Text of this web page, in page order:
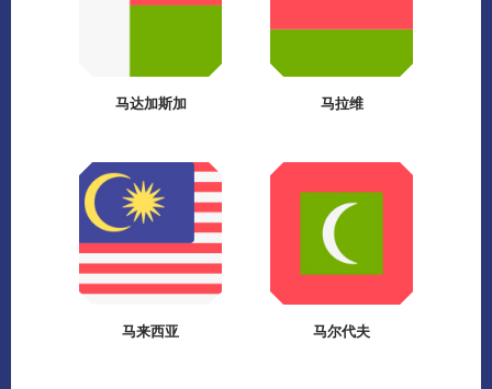
马达加斯加 马拉维
马来西亚 马尔代夫